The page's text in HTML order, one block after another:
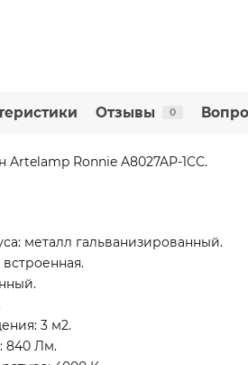
Отзывы 0
Artelamp Ronnie A8027AP-1CC.
металл гальванизированный.
3 м2.
840 Лм.